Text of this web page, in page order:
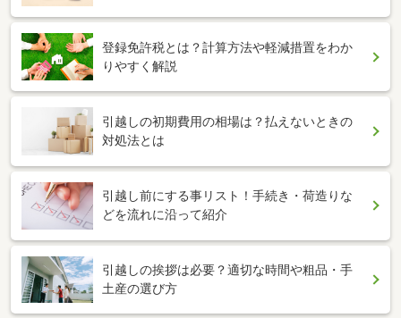
登録免許税とは？計算方法や軽減措置をわか
りやすく解説
引越しの初期費用の相場は？払えないときの
対処法とは
引越し前にする事リスト！手続き・荷造りな
どを流れに沿って紹介
引越しの挨拶は必要？適切な時間や粗品・手
土産の選び方